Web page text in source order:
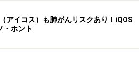
気持ちも高まり、涙が止まらなく
う。しかし、本当にただただ悲し
よね。それは、大学生になるにし
ろ、「新しい生活が始まる」とい
アイコス）も肺がんリスクあり！iQOS
・ホント